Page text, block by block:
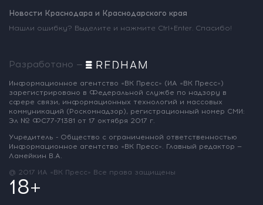
Новости Краснодара и Краснодарского края
Нашли ошибку? Выделите и нажмите Ctrl+Enter. Спасибо!
Разработано —
Информационное агентство «ВК Пресс» (ИА «ВК Пресс»)
зарегистрировано в Федеральной службе по надзору в
сфере связи, информационных технологий и массовых
коммуникаций (Роскомнадзор), регистрационный номер СМИ:
Эл № ФС77-71381 от 17 октября 2017 г.
Учредитель - Общество с ограниченной ответственностью
Информационное агентство «ВК Пресс». Главный редактор —
Ламейкин В.А.
@ 2017 ИА «ВК Пресс» Все права защищены
18+